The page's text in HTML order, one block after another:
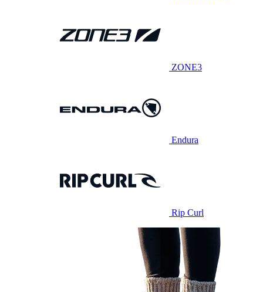
ZONE3
Endura
Rip Curl